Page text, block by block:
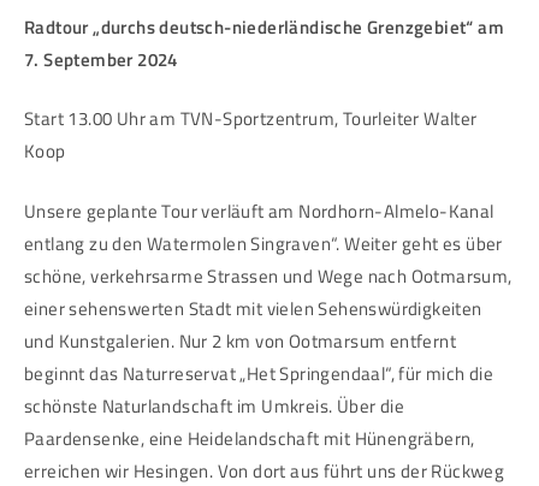
Radtour „durchs deutsch-niederländische Grenzgebiet“ am
7. September 2024
Start 13.00 Uhr am TVN-Sportzentrum, Tourleiter Walter
Koop
Unsere geplante Tour verläuft am Nordhorn-Almelo-Kanal
entlang zu den Watermolen Singraven“. Weiter geht es über
schöne, verkehrsarme Strassen und Wege nach Ootmarsum,
einer sehenswerten Stadt mit vielen Sehenswürdigkeiten
und Kunstgalerien. Nur 2 km von Ootmarsum entfernt
beginnt das Naturreservat „Het Springendaal“, für mich die
schönste Naturlandschaft im Umkreis. Über die
Paardensenke, eine Heidelandschaft mit Hünengräbern,
erreichen wir Hesingen. Von dort aus führt uns der Rückweg